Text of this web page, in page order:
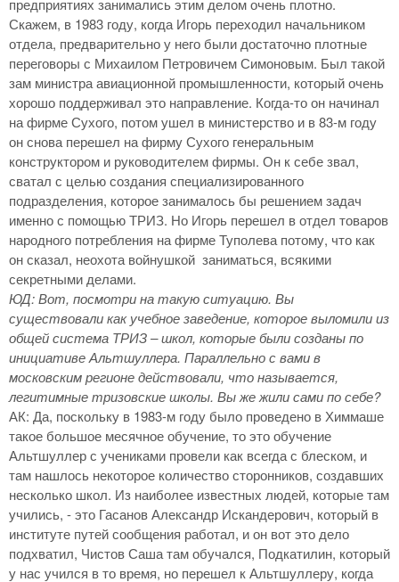
предприятиях занимались этим делом очень плотно.
Скажем, в 1983 году, когда Игорь переходил начальником
отдела, предварительно у него были достаточно плотные
переговоры с Михаилом Петровичем Симоновым. Был такой
зам министра авиационной промышленности, который очень
хорошо поддерживал это направление. Когда-то он начинал
на фирме Сухого, потом ушел в министерство и в 83-м году
он снова перешел на фирму Сухого генеральным
конструктором и руководителем фирмы. Он к себе звал,
сватал с целью создания специализированного
подразделения, которое занималось бы решением задач
именно с помощью ТРИЗ. Но Игорь перешел в отдел товаров
народного потребления на фирме Туполева потому, что как
он сказал, неохота войнушкой заниматься, всякими
секретными делами.
ЮД: Вот, посмотри на такую ситуацию. Вы
существовали как учебное заведение, которое выломили из
общей система ТРИЗ – школ, которые были созданы по
инициативе Альтшуллера. Параллельно с вами в
московским регионе действовали, что называется,
легитимные тризовские школы. Вы же жили сами по себе?
АК: Да, поскольку в 1983-м году было проведено в Химмаше
такое большое месячное обучение, то это обучение
Альтшуллер с учениками провели как всегда с блеском, и
там нашлось некоторое количество сторонников, создавших
несколько школ. Из наиболее известных людей, которые там
учились, - это Гасанов Александр Искандерович, который в
институте путей сообщения работал, и он вот это дело
подхватил, Чистов Саша там обучался, Подкатилин, который
у нас учился в то время, но перешел к Альтшуллеру, когда